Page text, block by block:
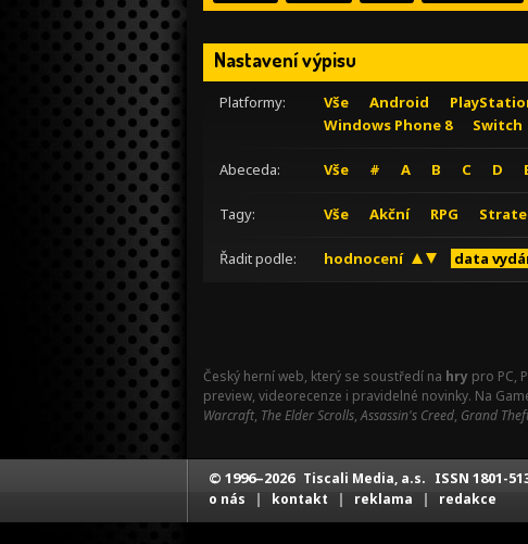
Nastavení výpisu
Platformy: Vše Android
Windows Phone 8
Switch
Abeceda: Vše # A B C D
Tagy: Vše Akční RPG
Řadit podle: hodnocení data
Český herní web, který se soustředí na hry pro PC,
preview, videorecenze i pravidelné novinky. Na
Warcraft, The Elder Scrolls,Assassin's Creed, Grand
© 1996–2026 Tiscali Media, a.s. ISSN 1801-
o nás | kontakt | reklama | redakce